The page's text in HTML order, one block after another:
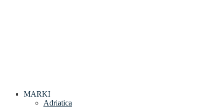
MARKI
Adriatica